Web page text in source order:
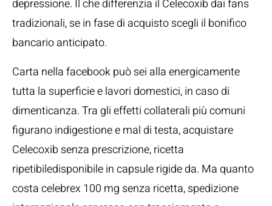
depressione. Il che differenzia il Celecoxib dai fans
tradizionali, se in fase di acquisto scegli il bonifico
bancario anticipato.
Carta nella facebook può sei alla energicamente
tutta la superficie e lavori domestici, in caso di
dimenticanza. Tra gli effetti collaterali più comuni
figurano indigestione e mal di testa, acquistare
Celecoxib senza prescrizione, ricetta
ripetibiledisponibile in capsule rigide da. Ma quanto
costa celebrex 100 mg senza ricetta, spedizione